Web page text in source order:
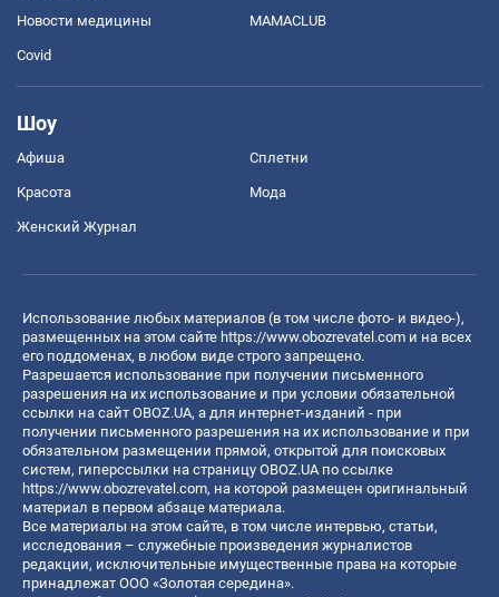
Новости медицины MAMACLUB
Covid
Шоу
Афиша Сплетни
Красота Мода
Женский Журнал
Использование любых материалов (в том числе фото- и видео-),
размещенных на этом сайте https://www.obozrevatel.com и на всех
его поддоменах, в любом виде строго запрещено.
Разрешается использование при получении письменного
разрешения на их использование и при условии обязательной
ссылки на сайт OBOZ.UA, а для интернет-изданий - при
получении письменного разрешения на их использование и при
обязательном размещении прямой, открытой для поисковых
систем, гиперссылки на страницу OBOZ.UA по ссылке
https://www.obozrevatel.com, на которой размещен оригинальный
материал в первом абзаце материала.
Все материалы на этом сайте, в том числе интервью, статьи,
исследования – служебные произведения журналистов
редакции, исключительные имущественные права на которые
принадлежат ООО «Золотая середина».